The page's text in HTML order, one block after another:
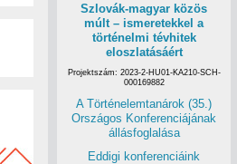
Szlovák-magyar közös
múlt – ismeretekkel a
történelmi tévhitek
eloszlatásáért
Projektszám: 2023-2-HU01-KA210-SCH-
000169882
A Történelemtanárok (35.)
Országos Konferenciájának
állásfoglalása
Eddigi konferenciáink